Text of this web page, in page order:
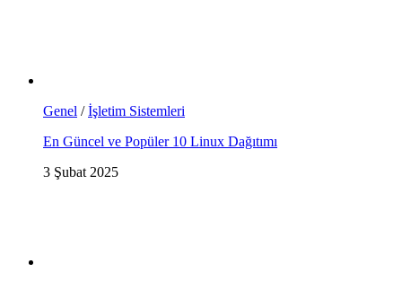
Genel /İşletim Sistemleri
En Güncel ve Popüler 10 Linux Dağıtımı
3 Şubat 2025